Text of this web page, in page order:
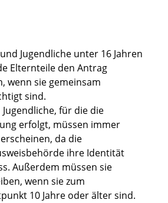
Jugendliche unter 16 Jahren
Elternteile den Antrag
wenn sie gemeinsam
sind.
für die die
erfolgt, müssen immer
da die
ihre Identität
Außerdem müssen sie
wenn sie zum
10 Jahre oder älter sind.